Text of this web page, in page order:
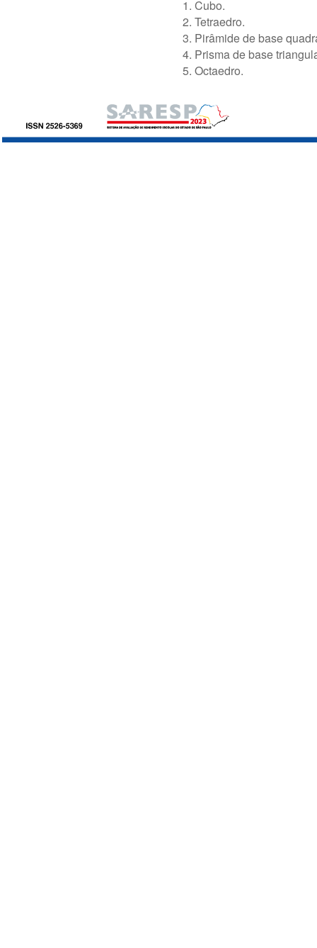
1. Cubo.
2. Tetraedro.
3. Pirâmide de base
4. Prisma de base
5. Octaedro.